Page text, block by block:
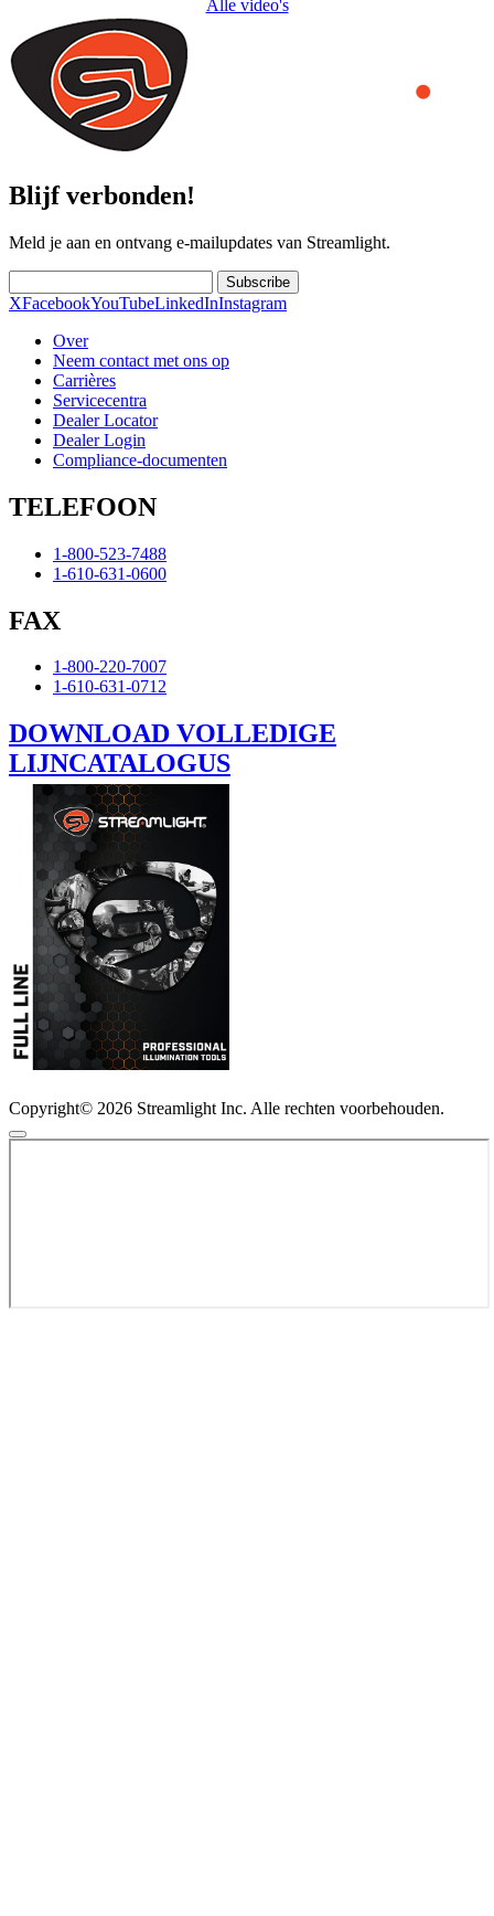
Alle video's
Blijf verbonden!
Meld je aan en ontvang e-mailupdates van Streamlight.
Subscribe
XFacebookYouTubeLinkedInInstagram
Over
Neem contact met ons op
Carrières
Servicecentra
Dealer Locator
Dealer Login
Compliance-documenten
TELEFOON
1-800-523-7488
1-610-631-0600
FAX
1-800-220-7007
1-610-631-0712
DOWNLOAD VOLLEDIGE
LIJNCATALOGUS
Copyright© 2026 Streamlight Inc. Alle rechten voorbehouden.